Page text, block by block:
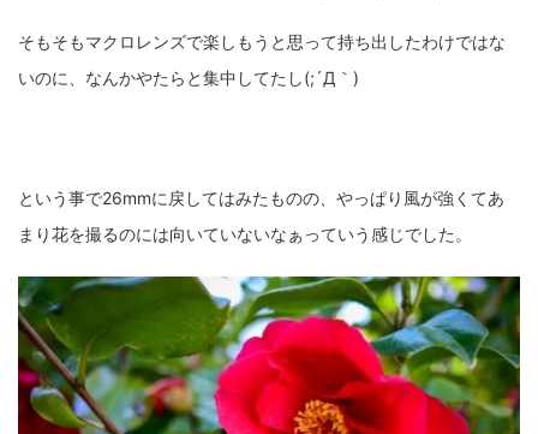
そもそもマクロレンズで楽しもうと思って持ち出したわけではな
いのに、なんかやたらと集中してたし(;´Д｀)
という事で26mmに戻してはみたものの、やっぱり風が強くてあ
まり花を撮るのには向いていないなぁっていう感じでした。